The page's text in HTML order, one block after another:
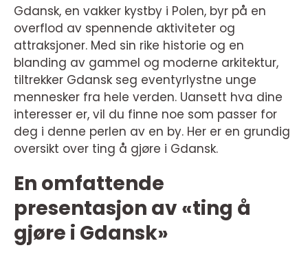
Gdansk, en vakker kystby i Polen, byr på en
overflod av spennende aktiviteter og
attraksjoner. Med sin rike historie og en
blanding av gammel og moderne arkitektur,
tiltrekker Gdansk seg eventyrlystne unge
mennesker fra hele verden. Uansett hva dine
interesser er, vil du finne noe som passer for
deg i denne perlen av en by. Her er en grundig
oversikt over ting å gjøre i Gdansk.
En omfattende
presentasjon av «ting å
gjøre i Gdansk»